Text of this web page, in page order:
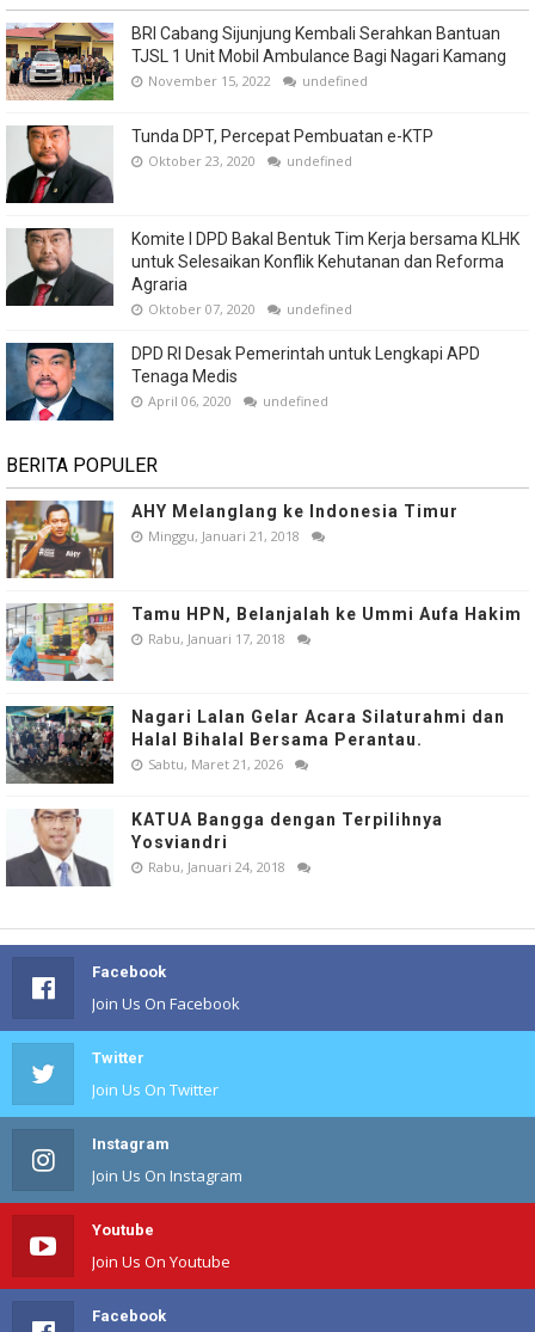
BRI Cabang Sijunjung Kembali Serahkan Bantuan
TJSL 1 Unit Mobil Ambulance Bagi Nagari Kamang
November 15, 2022 undefined
Tunda DPT, Percepat Pembuatan e-KTP
Oktober 23, 2020 undefined
Komite I DPD Bakal Bentuk Tim Kerja bersama KLHK
untuk Selesaikan Konflik Kehutanan dan Reforma
Agraria
Oktober 07, 2020 undefined
DPD RI Desak Pemerintah untuk Lengkapi APD
Tenaga Medis
April 06, 2020 undefined
BERITA POPULER
AHY Melanglang ke Indonesia Timur
Minggu, Januari 21, 2018
Tamu HPN, Belanjalah ke Ummi Aufa Hakim
Rabu, Januari 17, 2018
Nagari Lalan Gelar Acara Silaturahmi dan
Halal Bihalal Bersama Perantau.
Sabtu, Maret 21, 2026
KATUA Bangga dengan Terpilihnya
Yosviandri
Rabu, Januari 24, 2018
Facebook
Join Us On Facebook
Twitter
Join Us On Twitter
Instagram
Join Us On Instagram
Youtube
Join Us On Youtube
Facebook